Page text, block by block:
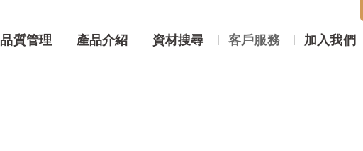
品質管理 產品介紹 資材搜尋 客戶服務 加入我們